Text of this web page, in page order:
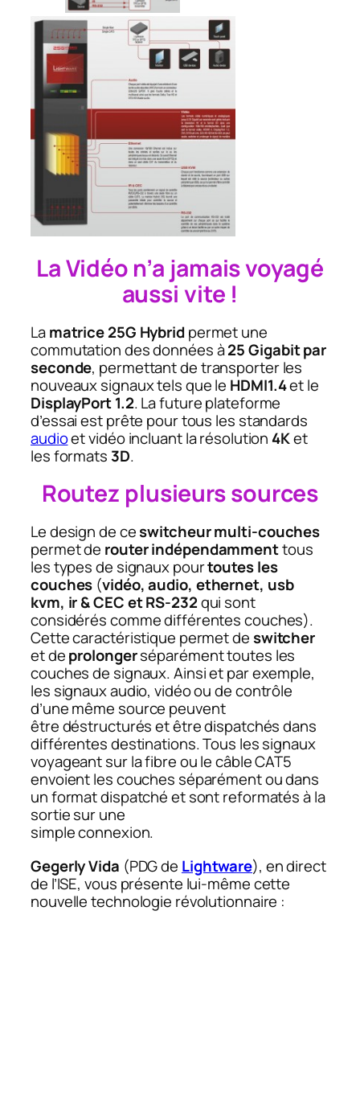
La Vidéo n’a jamais voyagé
aussi vite !
Lamatrice 25G Hybridpermet une
commutation des données à25 Gigabit par
seconde, permettant de transporter les
nouveaux signaux tels que le HDMI1.4et le
DisplayPort 1.2. La future plateforme
d’essai est prête pour tous les standards
audioet vidéo incluant la résolution 4Ket
les formats 3D.
Routez plusieurs sources
Le design de ceswitcheur multi-couches
permet de router indépendammenttous
les types de signaux pourtoutes les
couches (vidéo, audio, ethernet, usb
kvm, ir & CEC et RS-232qui sont
considérés comme différentes couches).
Cette caractéristique permet deswitcher
et deprolongerséparément toutes les
couches de signaux. Ainsi et par exemple,
les signaux audio, vidéo ou de contrôle
d’une même source peuvent
être déstructurés et être dispatchés dans
différentes destinations. Tous les signaux
voyageant sur la fibre ou le câble CAT5
envoient les couches séparément ou dans
un format dispatché et sont reformatés à la
sortie sur une
simple connexion.
Gegerly Vida (PDG de Lightware), en direct
de l’ISE, vous présente lui-même cette
nouvelle technologie révolutionnaire :